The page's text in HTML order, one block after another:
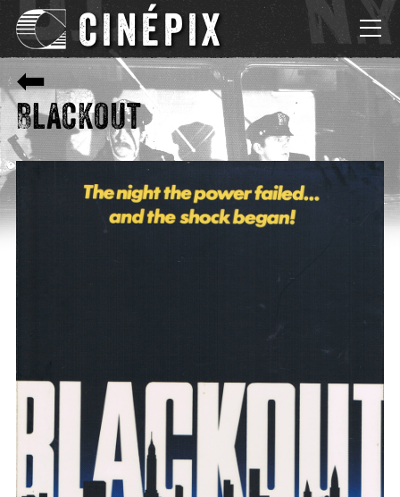
CINÉPIX
⬅
Blackout